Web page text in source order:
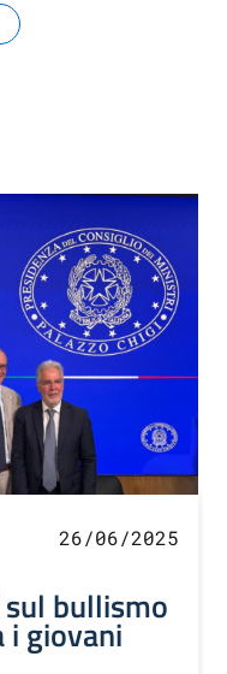
26/06/2025
sul bullismo
giovani